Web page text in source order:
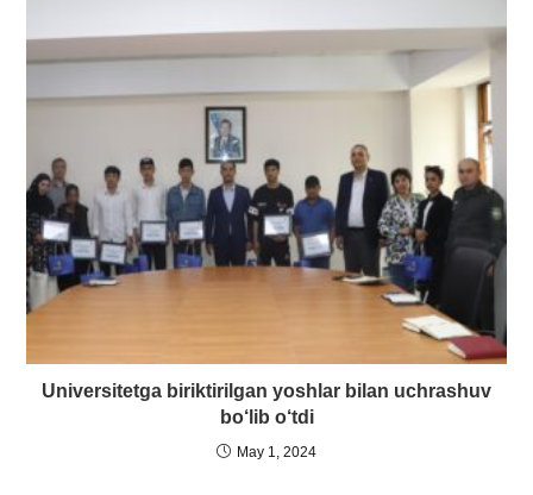
Universitetga biriktirilgan yoshlar bilan uchrashuv
bo‘lib o‘tdi
May 1, 2024